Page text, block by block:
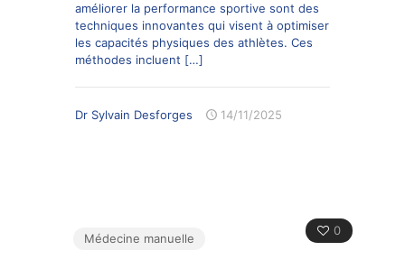
améliorer la performance sportive sont des
techniques innovantes qui visent à optimiser
les capacités physiques des athlètes. Ces
méthodes incluent […]
Dr Sylvain Desforges 14/11/2025
0
Médecine manuelle